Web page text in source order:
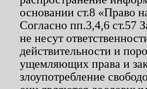
основании ст.8 «Право
Согласно пп.3,4,6
не несут
действительности и
ущемляющих права и
злоупотребление